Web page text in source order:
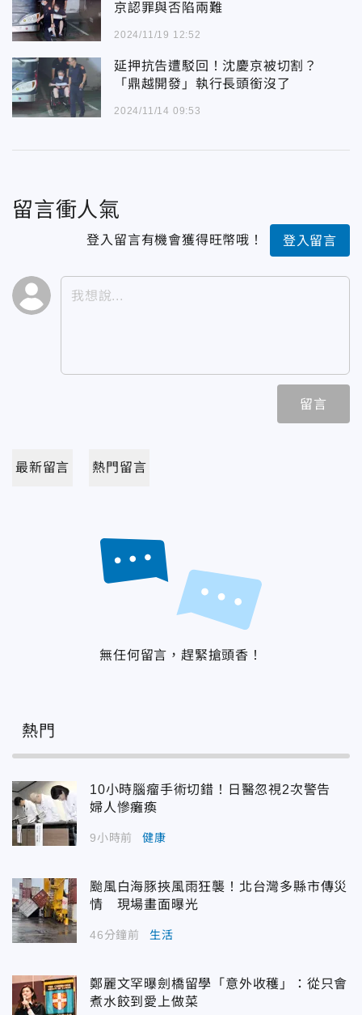
京認罪與否陷兩難
2024/11/19 12:52
延押抗告遭駁回！沈慶京被切割？
「鼎越開發」執行長頭銜沒了
2024/11/14 09:53
留言衝人氣
登入留言有機會獲得旺幣哦！ 登入留言
留言
最新留言 熱門留言
無任何留言，趕緊搶頭香！
熱門
10小時腦瘤手術切錯！日醫忽視2次警告
婦人慘癱瘓
9小時前 健康
颱風白海豚挾風雨狂襲！北台灣多縣市傳災
情 現場畫面曝光
46分鐘前 生活
鄭麗文罕曝劍橋留學「意外收穫」：從只會
煮水餃到愛上做菜